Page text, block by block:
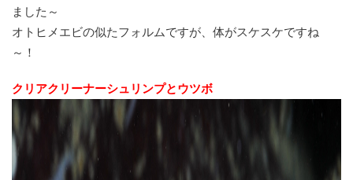
ました～
オトヒメエビの似たフォルムですが、体がスケスケですね
～！
クリアクリーナーシュリンプとウツボ